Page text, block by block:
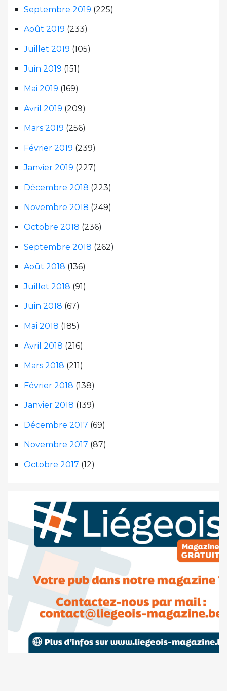
Septembre 2019 (225)
Août 2019 (233)
Juillet 2019 (105)
Juin 2019 (151)
Mai 2019 (169)
Avril 2019 (209)
Mars 2019 (256)
Février 2019 (239)
Janvier 2019 (227)
Décembre 2018 (223)
Novembre 2018 (249)
Octobre 2018 (236)
Septembre 2018 (262)
Août 2018 (136)
Juillet 2018 (91)
Juin 2018 (67)
Mai 2018 (185)
Avril 2018 (216)
Mars 2018 (211)
Février 2018 (138)
Janvier 2018 (139)
Décembre 2017 (69)
Novembre 2017 (87)
Octobre 2017 (12)